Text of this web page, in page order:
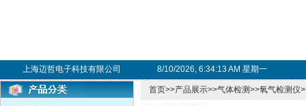
上海迈哲电子科技有限公司 8/10/2026, 6:34:14 AM 星期一
首页>>产品展示>>气体检测>>氧气检测仪